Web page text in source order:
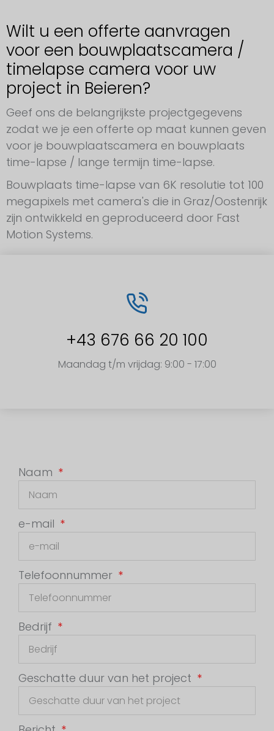
Wilt u een offerte aanvragen
voor een bouwplaatscamera /
timelapse camera voor uw
project in Beieren?
Geef ons de belangrijkste projectgegevens
zodat we je een offerte op maat kunnen geven
voor je bouwplaatscamera en bouwplaats
time-lapse / lange termijn time-lapse.
Bouwplaats time-lapse van 6K resolutie tot 100
megapixels met camera's die in Graz/Oostenrijk
zijn ontwikkeld en geproduceerd door Fast
Motion Systems.
+43 676 66 20 100
Maandag t/m vrijdag: 9:00 - 17:00
Naam
e-mail
Telefoonnummer
Bedrijf
Geschatte duur van het project